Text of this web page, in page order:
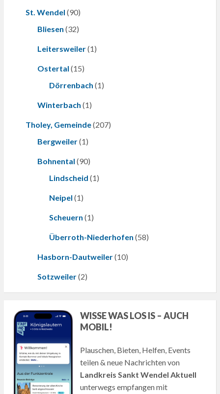
St. Wendel (90)
Bliesen (32)
Leitersweiler(1)
Ostertal (15)
Dörrenbach (1)
Winterbach (1)
Tholey, Gemeinde(207)
Bergweiler(1)
Bohnental (90)
Lindscheid (1)
Neipel (1)
Scheuern (1)
Überroth-Niederhofen (58)
Hasborn-Dautweiler(10)
Sotzweiler(2)
WISSE WAS LOS IS – AUCH
MOBIL!
Plauschen, Bieten, Helfen, Events
teilen & neue Nachrichten von
Landkreis Sankt Wendel Aktuell
unterwegs empfangen mit